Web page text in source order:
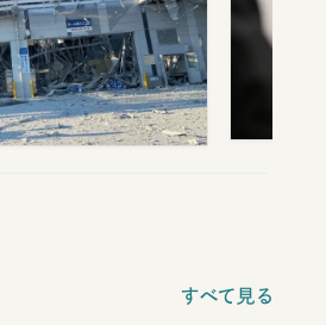
すべて見る